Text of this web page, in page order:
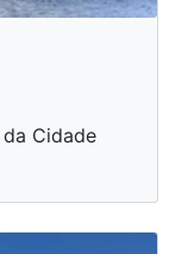
Cidade